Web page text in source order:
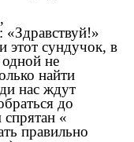
этот сундучок, в
не
найти
нас ждут
до
«
правильно